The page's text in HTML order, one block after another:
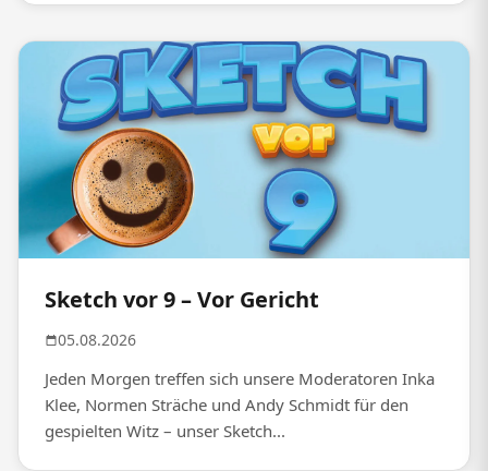
Sketch vor 9 – Vor Gericht
05.08.2026
Jeden Morgen treffen sich unsere Moderatoren Inka
Klee, Normen Sträche und Andy Schmidt für den
gespielten Witz – unser Sketch...